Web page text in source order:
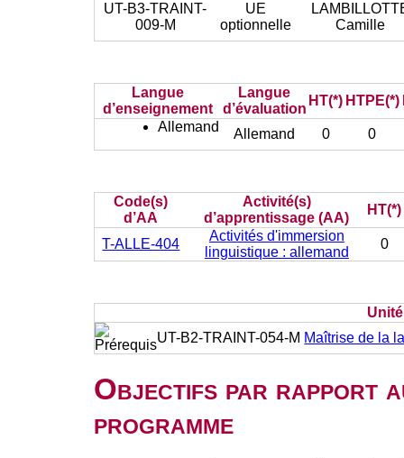
UT-B3-TRAINT-
009-M
UE
optionnelle
Camille
Langue
d’enseignement
Langue
d’évaluation
HT(*) HTPE(*)
Allemand
Allemand 0 0
Code(s)
d’AA
Activité(s)
d’apprentissage (AA)
HT(*)
T-ALLE-404
Activités d'immersion
linguistique : allemand
0
UT-B2-TRAINT-054-M Maîtrise de la
Objectifs par rapport
programme